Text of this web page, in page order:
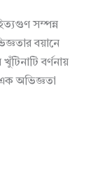
সম্পন্ন
বয়ানে
বর্ণনায়
অভিজ্ঞতা